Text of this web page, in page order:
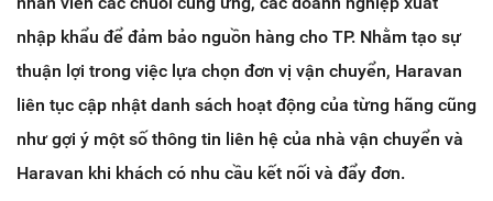
nhập khẩu để đảm bảo nguồn hàng cho TP. Nhằm tạo sự
thuận lợi trong việc lựa chọn đơn vị vận chuyển, Haravan
liên tục cập nhật danh sách hoạt động của từng hãng cũng
như gợi ý một số thông tin liên hệ của nhà vận chuyển và
Haravan khi khách có nhu cầu kết nối và đẩy đơn.